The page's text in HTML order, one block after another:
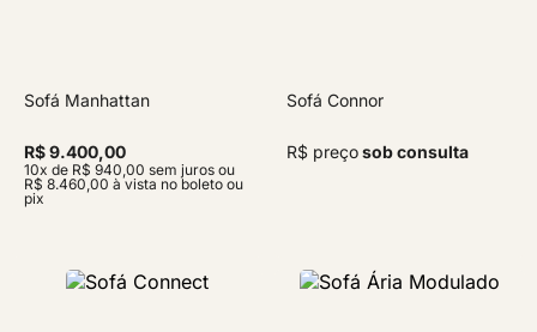
Sofá Manhattan
R$ 9.400,00
10x de R$ 940,00 sem juros ou
R$ 8.460,00 à vista no boleto ou
pix
Sofá Connor
R$ preçosob consulta